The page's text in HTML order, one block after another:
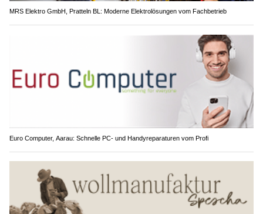
MRS Elektro GmbH, Pratteln BL: Moderne Elektrolösungen vom Fachbetrieb
Euro Computer, Aarau: Schnelle PC- und Handyreparaturen vom Profi